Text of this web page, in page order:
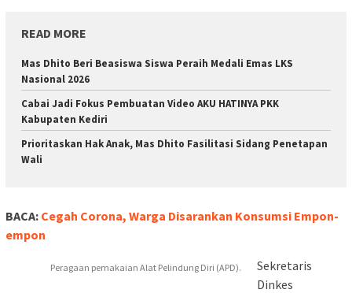
READ MORE
Mas Dhito Beri Beasiswa Siswa Peraih Medali Emas LKS
Nasional 2026
Cabai Jadi Fokus Pembuatan Video AKU HATINYA PKK
Kabupaten Kediri
Prioritaskan Hak Anak, Mas Dhito Fasilitasi Sidang Penetapan
Wali
BACA: Cegah Corona, Warga Disarankan Konsumsi Empon-
empon
Peragaan pemakaian Alat Pelindung Diri (APD).
Sekretaris
Dinkes